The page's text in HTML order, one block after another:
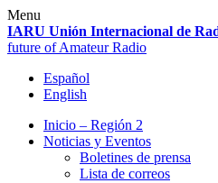
Skip
to
content
Menu
IARU Unión Internacional de
future of Amateur Radio
Español
English
Inicio – Región 2
Noticias y Eventos
Boletines de prensa
Lista de correos